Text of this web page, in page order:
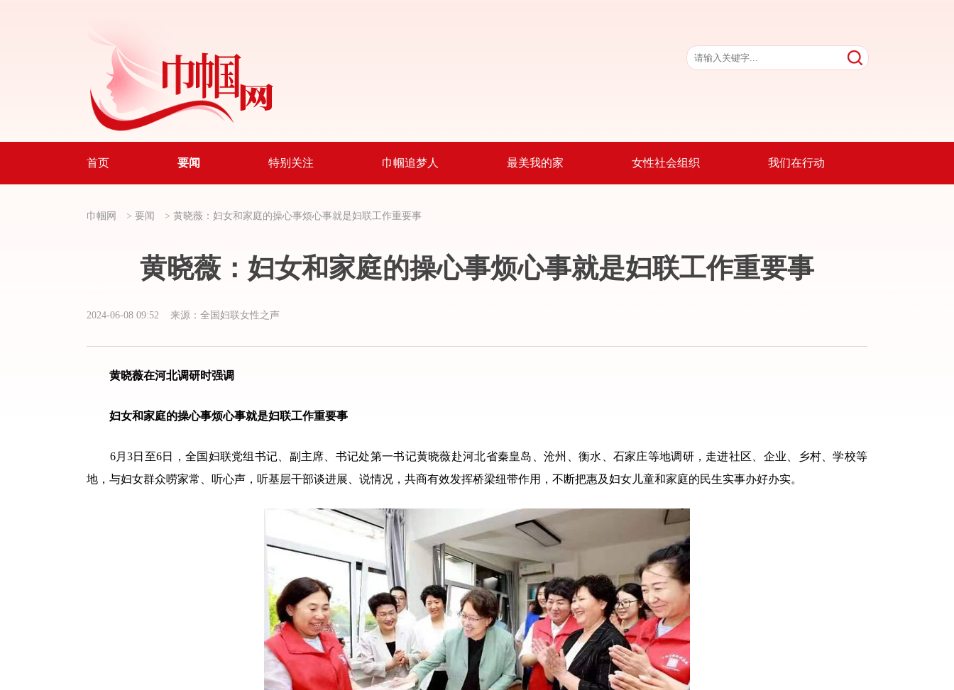
首页 要闻 特别关注 巾帼追梦人 最美我的家 女性社会组织 我们在行动
巾帼网 > 要闻 > 黄晓薇：妇女和家庭的操心事烦心事就是妇联工作重要事
黄晓薇：妇女和家庭的操心事烦心事就是妇联工作重要事
2024-06-08 09:52 来源：全国妇联女性之声
黄晓薇在河北调研时强调
妇女和家庭的操心事烦心事就是妇联工作重要事
6月3日至6日，全国妇联党组书记、副主席、书记处第一书记黄晓薇赴河北省秦皇岛、沧州、衡水、石家庄等地调研，走进社区、企业、乡村、学校等
地，与妇女群众唠家常、听心声，听基层干部谈进展、说情况，共商有效发挥桥梁纽带作用，不断把惠及妇女儿童和家庭的民生实事办好办实。